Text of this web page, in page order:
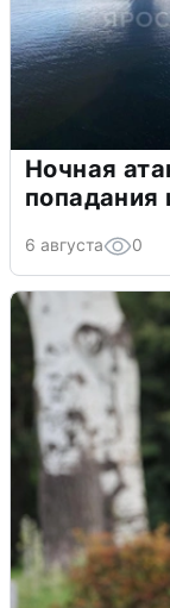
Ночная
попадания
6 августа 0